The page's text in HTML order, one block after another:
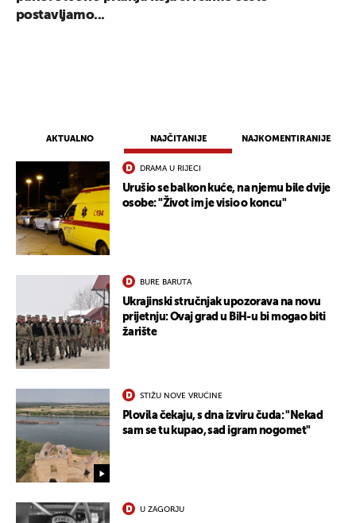
AKTUALNO NAJČITANIJE NAJKOMENTIRANIJE
DRAMA U RIJECI
Urušio se balkon kuće, na njemu bile dvije
osobe: "Život im je visio o koncu"
BURE BARUTA
Ukrajinski stručnjak upozorava na novu
prijetnju: Ovaj grad u BiH-u bi mogao biti
žarište
STIŽU NOVE VRUĆINE
Plovila čekaju, s dna izviru čuda: "Nekad
sam se tu kupao, sad igram nogomet"
U ZAGORJU
postavljamo...
UKLJUČITE NOTIFIKACIJE